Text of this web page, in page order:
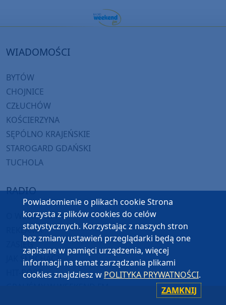
WIADOMOŚCI
BYTÓW
CHOJNICE
CZŁUCHÓW
KOŚCIERZYNA
SĘPÓLNO KRAJEŃSKIE
STAROGARD GDAŃSKI
TUCHOLA
RADIO
O WEEKEND FM
REKLAMA
ZASIĘG
JAK SŁUCHAĆ?
HIT-PORT
Powiadomienie o plikach cookie Strona
korzysta z plików cookies do celów
statystycznych. Korzystając z naszych stron
bez zmiany ustawień przeglądarki będą one
zapisane w pamięci urządzenia, więcej
informacji na temat zarządzania plikami
cookies znajdziesz w POLITYKA PRYWATNOŚCI.
ZAMKNIJ